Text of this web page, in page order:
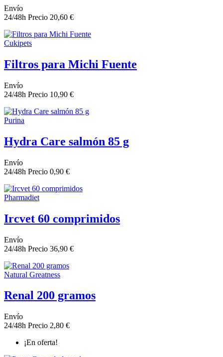
Envío
24/48h Precio 20,60 €
Cukipets
Filtros para Michi Fuente
Envío
24/48h Precio 10,90 €
Purina
Hydra Care salmón 85 g
Envío
24/48h Precio 0,90 €
Pharmadiet
Ircvet 60 comprimidos
Envío
24/48h Precio 36,90 €
Natural Greatness
Renal 200 gramos
Envío
24/48h Precio 2,80 €
¡En oferta!